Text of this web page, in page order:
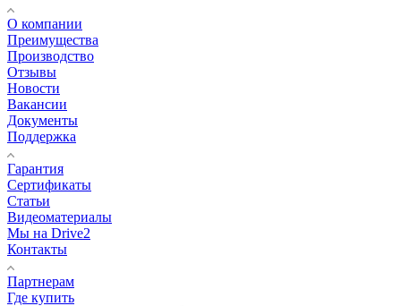
О компании
Преимущества
Производство
Отзывы
Новости
Вакансии
Документы
Поддержка
Гарантия
Сертификаты
Статьи
Видеоматериалы
Мы на Drive2
Контакты
Партнерам
Где купить